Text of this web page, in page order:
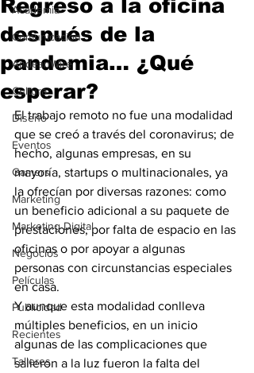
Academia
Comunicación
AndeanWire
Cultura
Diseño
Eventos
Gamers
Marketing
Marketing Digital
Negocios
Películas
Publicidad
Recientes
Talleres
Regreso a la oficina
después de la
pandemia… ¿Qué
esperar?
El trabajo remoto no fue una modalidad
que se creó a través del coronavirus; de
hecho, algunas empresas, en su
mayoría, startups o multinacionales, ya
la ofrecían por diversas razones: como
un beneficio adicional a su paquete de
prestaciones, por falta de espacio en las
oficinas o por apoyar a algunas
personas con circunstancias especiales
en casa.
Y aunque esta modalidad conlleva
múltiples beneficios, en un inicio
algunas de las complicaciones que
salieron a la luz fueron la falta del